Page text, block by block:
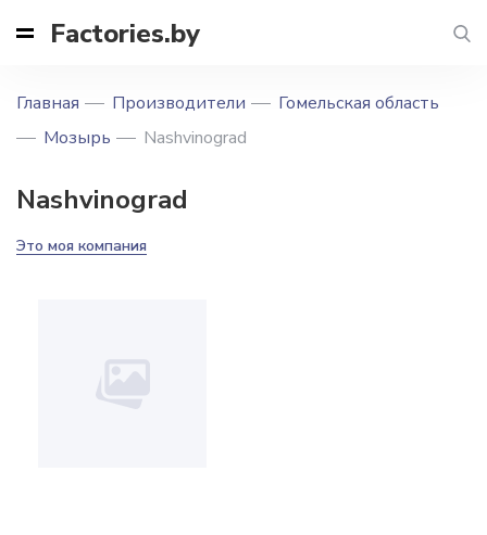
Factories.by
Главная Производители
Гомельская область
Мозырь
Nashvinograd
Nashvinograd
Это моя компания